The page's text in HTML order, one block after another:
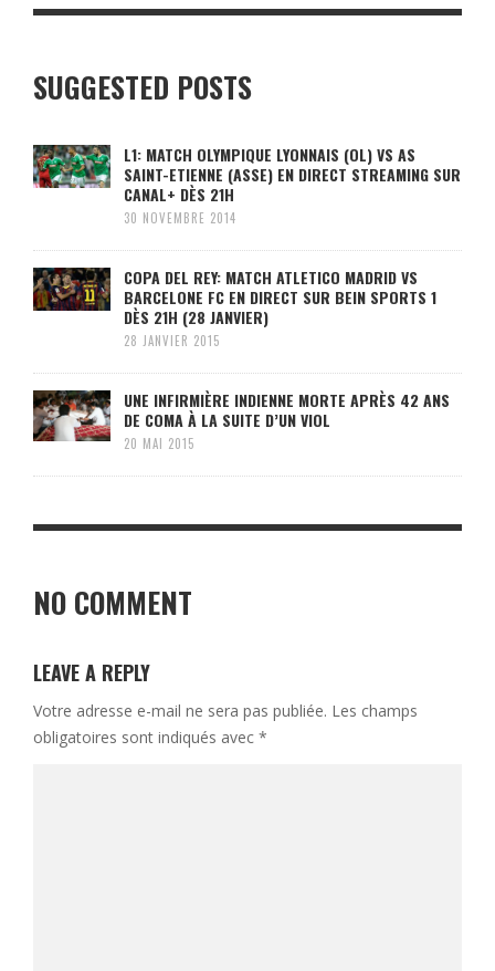
SUGGESTED POSTS
L1: MATCH OLYMPIQUE LYONNAIS (OL) VS AS
SAINT-ETIENNE (ASSE) EN DIRECT STREAMING SUR
CANAL+ DÈS 21H
30 NOVEMBRE 2014
COPA DEL REY: MATCH ATLETICO MADRID VS
BARCELONE FC EN DIRECT SUR BEIN SPORTS 1
DÈS 21H (28 JANVIER)
28 JANVIER 2015
UNE INFIRMIÈRE INDIENNE MORTE APRÈS 42 ANS
DE COMA À LA SUITE D’UN VIOL
20 MAI 2015
NO COMMENT
LEAVE A REPLY
Votre adresse e-mail ne sera pas publiée. Les champs
obligatoires sont indiqués avec *